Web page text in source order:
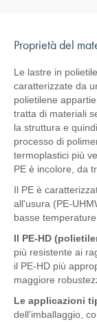
Proprietà del
Le lastre in
caratterizzate da
polietilene
tratta di materiali
la struttura e
processo di
termoplastici più
PE è incolore, da
Il PE è
all'usura (PE-
basse
Il PE-HD
più resistente ai
il PE-HD più
maggiore
Le applicazioni
dell'imballaggio,